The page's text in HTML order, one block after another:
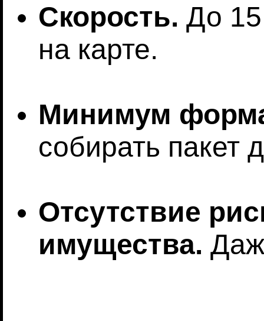
Скорость. До
на карте.
Минимум
собирать пакет
Отсутствие
имущества.